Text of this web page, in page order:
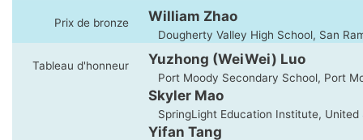
Prix de bronze William Zhao
Dougherty Valley High School, San
Tableau d'honneur Yuzhong (WeiWei) Luo
Port Moody Secondary School, Port
Skyler Mao
SpringLight Education Institute, United
Yifan Tang